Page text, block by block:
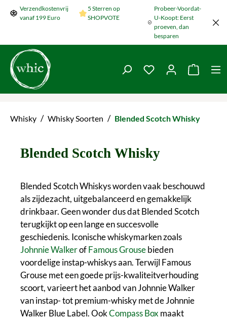
Naar de hoofdinhoud springen
Verzendkostenvrij
vanaf 199 Euro
5 Sterren op
SHOPVOTE
Probeer-Voordat-
U-Koopt: Eerst
proeven, dan
besparen
Je hebt 0 items op
De
Whisky / Whisky Soorten / Blended Scotch Whisky
Blended Scotch Whisky
Blended Scotch Whiskys worden vaak beschouwd
als zijdezacht, uitgebalanceerd en gemakkelijk
drinkbaar. Geen wonder dus dat Blended Scotch
terugkijkt op een lange en succesvolle
geschiedenis. Iconische whiskymarken zoals
Johnnie WalkerofFamous Grousebieden
voordelige instap-whiskys aan. Terwijl Famous
Grouse met een goede prijs-kwaliteitverhouding
scoort, varieert het aanbod van Johnnie Walker
van instap- tot premium-whisky met de Johnnie
Walker Blue Label. OokCompass Box maakt